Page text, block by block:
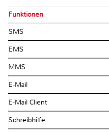
Funktionen
SMS
EMS
MMS
E-Mail
E-Mail Client
Schreibhilfe